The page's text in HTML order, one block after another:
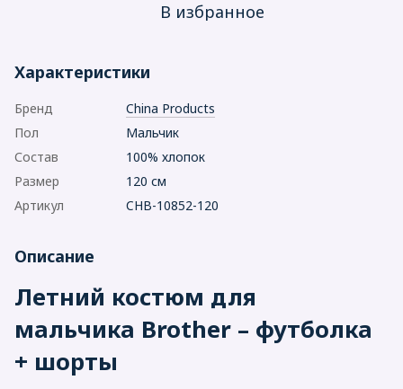
В избранное
Характеристики
Бренд
China Products
Пол
Мальчик
Состав
100% хлопок
Размер
120 см
Артикул
CHB-10852-120
Описание
Летний костюм для
мальчика Brother – футболка
+ шорты